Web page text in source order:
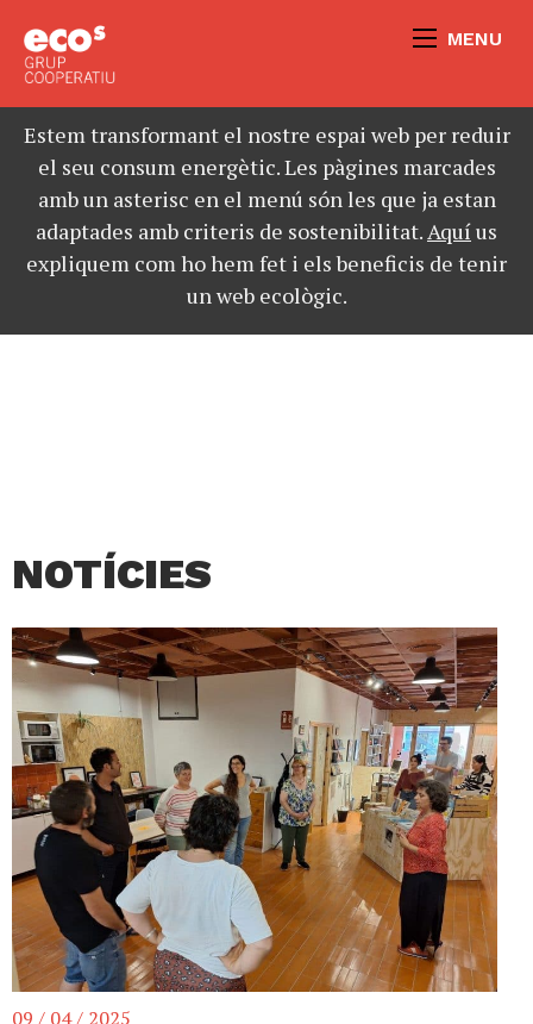
MENU
Estem transformant el nostre espai web per reduir
el seu consum energètic. Les pàgines marcades
amb un asterisc en el menú són les que ja estan
adaptades amb criteris de sostenibilitat.Aquíus
expliquem com ho hem fet i els beneficis de tenir
un web ecològic.
NOTÍCIES
09 / 04 / 2025